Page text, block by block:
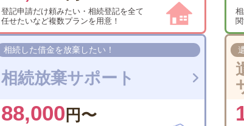
登記申請だけ頼みたい・ 相続登記を全て
任せたいなど複数プランを用意！
相続した借金を放棄したい！
相続放棄サポート
88,000 円〜